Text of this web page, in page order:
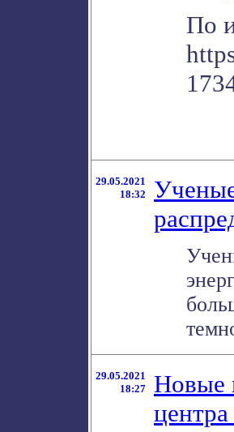
По
29.05.2021
18:32
29.05.2021
18:27
Новые